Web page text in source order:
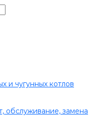
и чугунных котлов
обслуживание, замена